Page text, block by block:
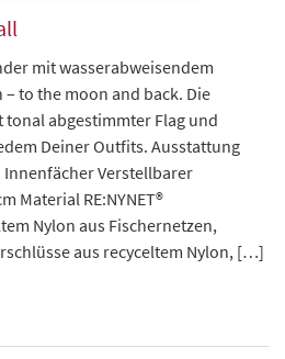
mit wasserabweisendem
– to the moon and back. Die
abgestimmter Flag und
Deiner Outfits. Ausstattung
Innenfächer Verstellbarer
Material RE:NYNET®
Nylon aus Fischernetzen,
aus recyceltem Nylon, […]